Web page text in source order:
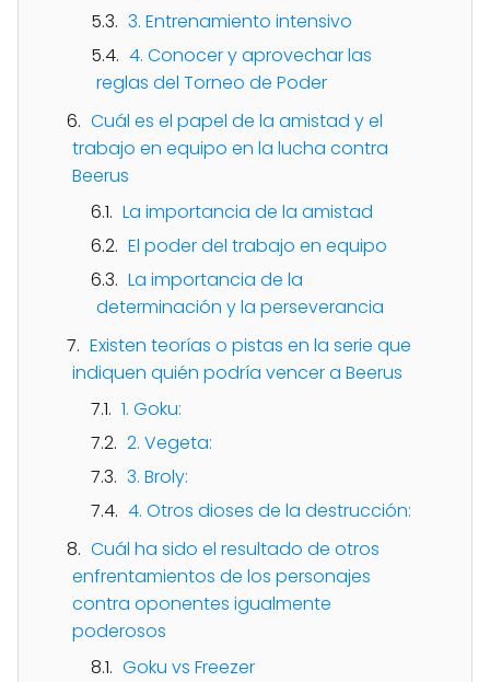
3. Entrenamiento intensivo
4. Conocer y aprovechar las
reglas del Torneo de Poder
Cuál es el papel de la amistad y el
trabajo en equipo en la lucha contra
Beerus
La importancia de la amistad
El poder del trabajo en equipo
La importancia de la
determinación y la perseverancia
Existen teorías o pistas en la serie que
indiquen quién podría vencer a Beerus
1. Goku:
2. Vegeta:
3. Broly:
4. Otros dioses de la destrucción:
Cuál ha sido el resultado de otros
enfrentamientos de los personajes
contra oponentes igualmente
poderosos
Goku vs Freezer